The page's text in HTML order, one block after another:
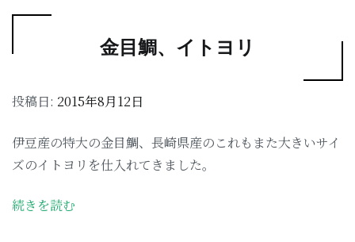
金目鯛、イトヨリ
投稿日: 2015年8月12日
伊豆産の特大の金目鯛、長崎県産のこれもまた大きいサイ
ズのイトヨリを仕入れてきました。
続きを読む